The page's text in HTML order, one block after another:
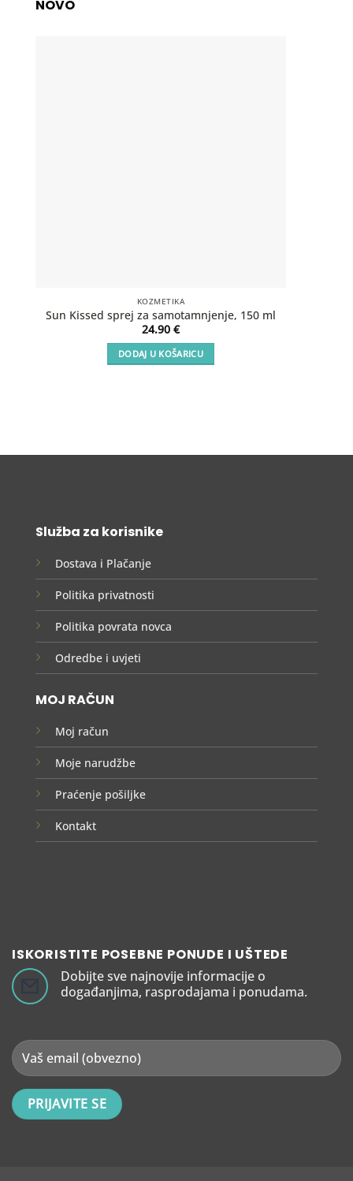
NOVO
KOZMETIKA
Sun Kissed sprej za samotamnjenje, 150 ml
24.90 €
DODAJ U KOŠARICU
Služba za korisnike
Dostava i Plačanje
Politika privatnosti
Politika povrata novca
Odredbe i uvjeti
MOJ RAČUN
Moj račun
Moje narudžbe
Praćenje pošiljke
Kontakt
ISKORISTITE POSEBNE PONUDE I UŠTEDE
Dobijte sve najnovije informacije o
događanjima, rasprodajama i ponudama.